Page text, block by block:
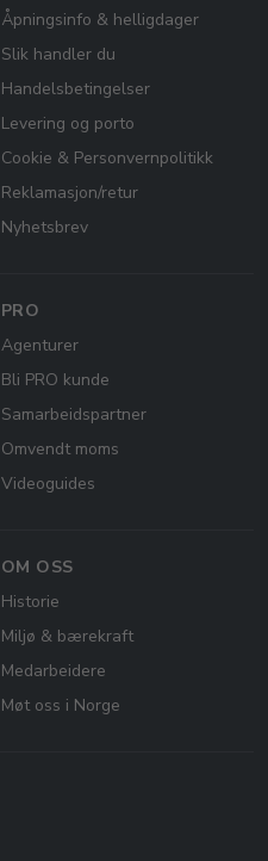
Åpningsinfo & helligdager
Slik handler du
Handelsbetingelser
Levering og porto
Cookie & Personvernpolitikk
Reklamasjon/retur
Nyhetsbrev
PRO
Agenturer
Bli PRO kunde
Samarbeidspartner
Omvendt moms
Videoguides
OM OSS
Historie
Miljø & bærekraft
Medarbeidere
Møt oss i Norge